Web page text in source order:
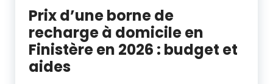
Prix d’une borne de
recharge à domicile en
Finistère en 2026 : budget et
aides